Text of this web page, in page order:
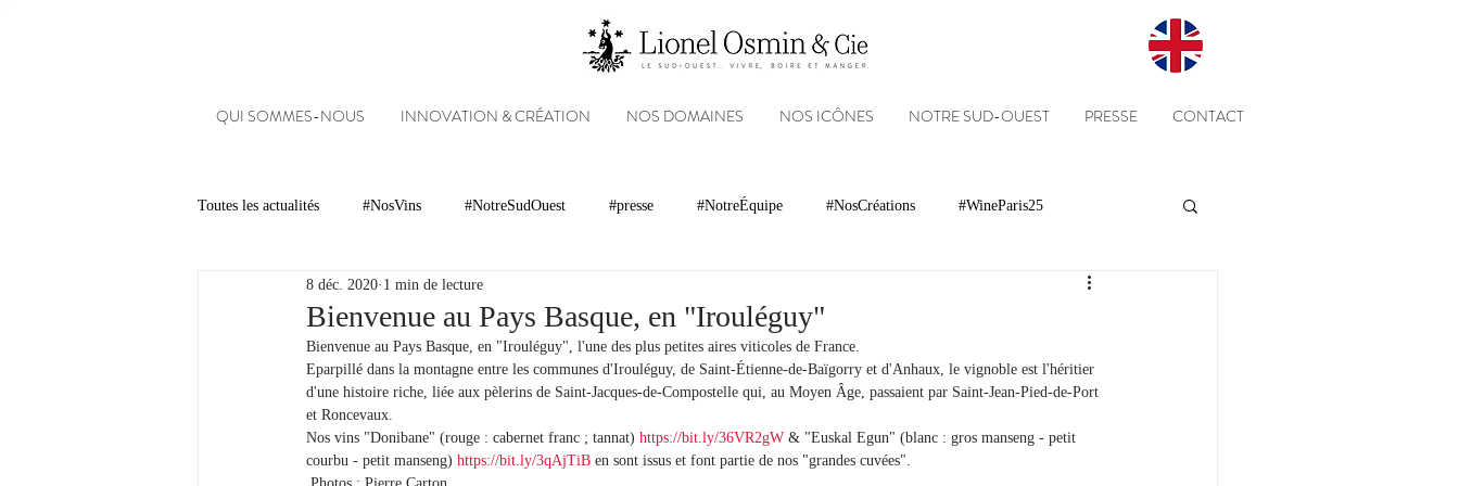
QUI SOMMES-NOUS INNOVATION & CRÉATION NOS DOMAINES NOS ICÔNES NOTRE SUD-OUEST PRESSE CONTACT
Toutes les actualités #NosVins #NotreSudOuest #presse #NotreÉquipe #NosCréations #WineParis25
Chambre d’Amour Vins Armagnacs Clients
Dégustations Evénements Réseaux sociaux Patrimoine Appellations Récompenses Equipe Cépages
#NosDomaines
Bienvenue au Pays Basque, en "Irouléguy"
8 déc. 2020 1 min de lecture
Bienvenue au Pays Basque, en "Irouléguy", l'une des plus petites aires viticoles de France.
Eparpillé dans la montagne entre les communes d'Irouléguy, de Saint-Étienne-de-Baïgorry et d'Anhaux, le vignoble est l'héritier
d'une histoire riche, liée aux pèlerins de Saint-Jacques-de-Compostelle qui, au Moyen Âge, passaient par Saint-Jean-Pied-de-Port
et Roncevaux.
Nos vins "Donibane" (rouge : cabernet franc ; tannat) https://bit.ly/36VR2gW & "Euskal Egun" (blanc : gros manseng - petit
courbu - petit manseng) https://bit.ly/3qAjTiB en sont issus et font partie de nos "grandes cuvées".